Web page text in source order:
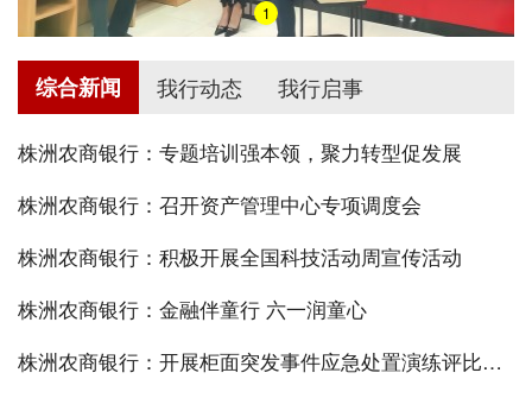
1
综合新闻 我行动态 我行启事
株洲农商银行：专题培训强本领，聚力转型促发展
株洲农商银行：召开资产管理中心专项调度会
株洲农商银行：积极开展全国科技活动周宣传活动
株洲农商银行：金融伴童行 六一润童心
株洲农商银行：开展柜面突发事件应急处置演练评比活动